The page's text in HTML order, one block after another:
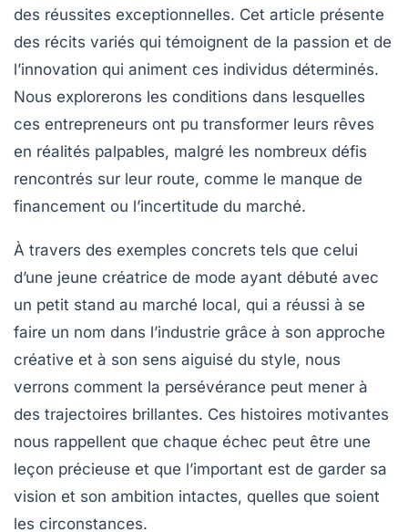
des réussites exceptionnelles. Cet article présente
des récits variés qui témoignent de la passion et de
l’innovation qui animent ces individus déterminés.
Nous explorerons les conditions dans lesquelles
ces entrepreneurs ont pu transformer leurs rêves
en réalités palpables, malgré les nombreux défis
rencontrés sur leur route, comme le manque de
financement ou l’incertitude du marché.
À travers des exemples concrets tels que celui
d’une jeune créatrice de mode ayant débuté avec
un petit stand au marché local, qui a réussi à se
faire un nom dans l’industrie grâce à son approche
créative et à son sens aiguisé du style, nous
verrons comment la persévérance peut mener à
des trajectoires brillantes. Ces histoires motivantes
nous rappellent que chaque échec peut être une
leçon précieuse et que l’important est de garder sa
vision et son ambition intactes, quelles que soient
les circonstances.